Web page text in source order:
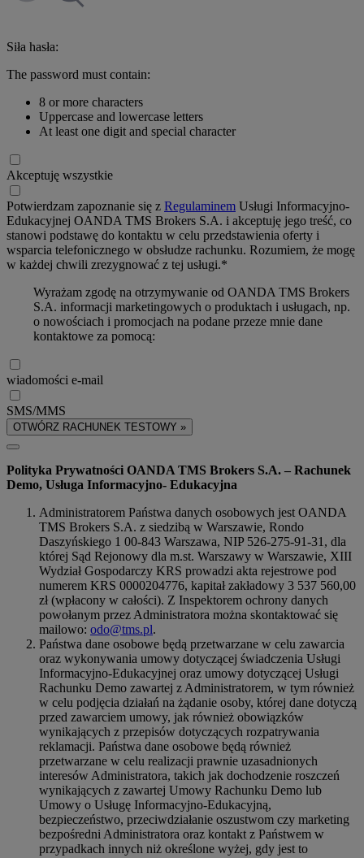
Siła hasła:
The password must contain:
8 or more characters
Uppercase and lowercase letters
At least one digit and special character
Akceptuję wszystkie
Potwierdzam zapoznanie się z Regulaminem Usługi Informacyjno-
Edukacyjnej OANDA TMS Brokers S.A. i akceptuję jego treść, co
stanowi podstawę do kontaktu w celu przedstawienia oferty i
wsparcia telefonicznego w obsłudze rachunku. Rozumiem, że mogę
w każdej chwili zrezygnować z tej usługi.*
Wyrażam zgodę na otrzymywanie od OANDA TMS Brokers
S.A. informacji marketingowych o produktach i usługach, np.
o nowościach i promocjach na podane przeze mnie dane
kontaktowe za pomocą:
wiadomości e-mail
SMS/MMS
OTWÓRZ RACHUNEK TESTOWY »
Polityka Prywatności OANDA TMS Brokers S.A. – Rachunek
Demo, Usługa Informacyjno- Edukacyjna
Administratorem Państwa danych osobowych jest OANDA
TMS Brokers S.A. z siedzibą w Warszawie, Rondo
Daszyńskiego 1 00-843 Warszawa, NIP 526-275-91-31, dla
której Sąd Rejonowy dla m.st. Warszawy w Warszawie, XIII
Wydział Gospodarczy KRS prowadzi akta rejestrowe pod
numerem KRS 0000204776, kapitał zakładowy 3 537 560,00
zł (wpłacony w całości). Z Inspektorem ochrony danych
powołanym przez Administratora można skontaktować się
mailowo: odo@tms.pl.
Państwa dane osobowe będą przetwarzane w celu zawarcia
oraz wykonywania umowy dotyczącej świadczenia Usługi
Informacyjno-Edukacyjnej oraz umowy dotyczącej Usługi
Rachunku Demo zawartej z Administratorem, w tym również
w celu podjęcia działań na żądanie osoby, której dane dotyczą
przed zawarciem umowy, jak również obowiązków
wynikających z przepisów dotyczących rozpatrywania
reklamacji. Państwa dane osobowe będą również
przetwarzane w celu realizacji prawnie uzasadnionych
interesów Administratora, takich jak dochodzenie roszczeń
wynikających z zawartej Umowy Rachunku Demo lub
Umowy o Usługę Informacyjno-Edukacyjną,
bezpieczeństwo, przeciwdziałanie oszustwom czy marketing
bezpośredni Administratora oraz kontakt z Państwem w
przypadkach innych niż określone wyżej, gdy jest to